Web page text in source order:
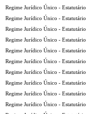
Regime Jurídico Único - Estatutário
Regime Jurídico Único - Estatutário
Regime Jurídico Único - Estatutário
Regime Jurídico Único - Estatutário
Regime Jurídico Único - Estatutário
Regime Jurídico Único - Estatutário
Regime Jurídico Único - Estatutário
Regime Jurídico Único - Estatutário
Regime Jurídico Único - Estatutário
Regime Jurídico Único - Estatutário